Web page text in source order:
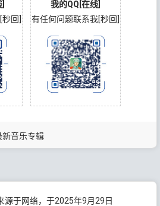
新音乐专辑
回]
我的QQ[在线]
有任何问题联系我[秒回]
源于网络，于2025年9月29日